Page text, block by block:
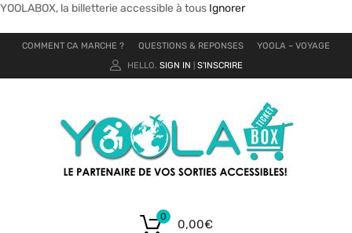
YOOLABOX, la billetterie accessible à tous Ignorer
COMMENT CA MARCHE ? QUESTIONS & REPONSES
YOOLA – VOYAGE
HELLO. SIGN IN S'INSCRIRE
0,00€
0